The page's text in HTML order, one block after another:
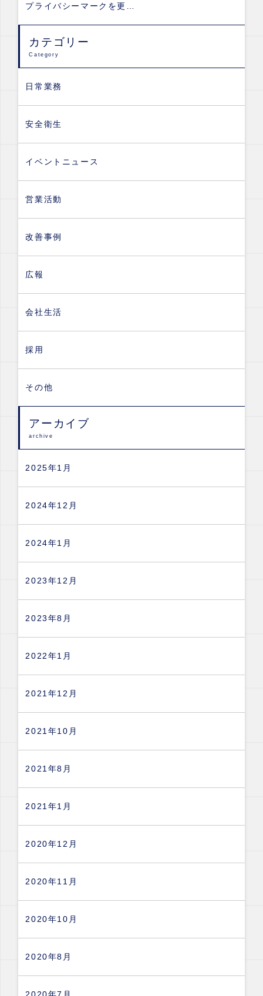
プライバシーマークを更…
カテゴリー
Category
日常業務
安全衛生
イベントニュース
営業活動
改善事例
広報
会社生活
採用
その他
アーカイブ
archive
2025年1月
2024年12月
2024年1月
2023年12月
2023年8月
2022年1月
2021年12月
2021年10月
2021年8月
2021年1月
2020年12月
2020年11月
2020年10月
2020年8月